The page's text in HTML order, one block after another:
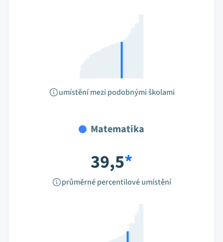
umístění mezi podobnými školami
Matematika
39,5*
průměrné percentilové umístění